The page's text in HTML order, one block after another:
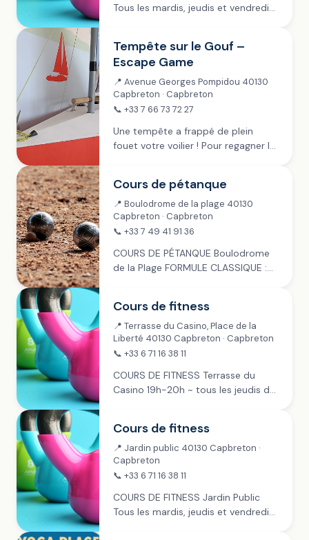
Tous les mardis, jeudis et vendredis
~ vendredi Payant :...
Tempête sur le Gouf –
Escape Game
📍 Avenue Georges Pompidou 40130
Capbreton · Capbreton
📞 +33 7 66 73 72 27
Une tempête a frappé de plein
fouet votre voilier ! Pour regagner la
équipe. Venez participer à un...
Cours de pétanque
📍 Boulodrome de la plage 40130
Capbreton · Capbreton
📞 +33 7 49 41 91 36
COURS DE PÉTANQUE Boulodrome
de la Plage FORMULE CLASSIQUE :
à 15h Payant : 4 €...
Cours de fitness
📍 Terrasse du Casino, Place de la
Liberté 40130 Capbreton · Capbreton
📞 +33 6 71 16 38 11
COURS DE FITNESS Terrasse du
Casino 19h-20h ~ tous les jeudis de
90 €...
Cours de fitness
📍 Jardin public 40130 Capbreton ·
Capbreton
📞 +33 6 71 16 38 11
COURS DE FITNESS Jardin Public
Tous les mardis, jeudis et vendredis